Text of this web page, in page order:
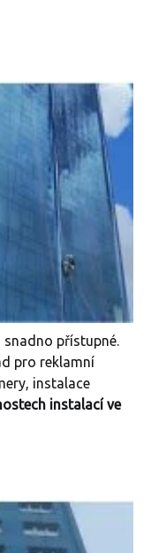
snadno přístupné.
pro reklamní
instalace
instalací ve